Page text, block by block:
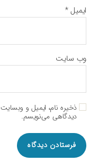
ایمیل*
وب‌ سایت
ذخیره نام، ایمیل و
دیدگاهی می‌نویسم.